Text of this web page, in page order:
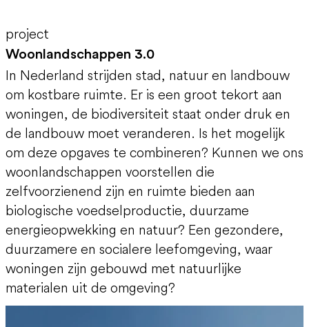
project
Woonlandschappen 3.0
In Nederland strijden stad, natuur en landbouw
om kostbare ruimte. Er is een groot tekort aan
woningen, de biodiversiteit staat onder druk en
de landbouw moet veranderen. Is het mogelijk
om deze opgaves te combineren? Kunnen we ons
woonlandschappen voorstellen die
zelfvoorzienend zijn en ruimte bieden aan
biologische voedselproductie, duurzame
energieopwekking en natuur? Een gezondere,
duurzamere en socialere leefomgeving, waar
woningen zijn gebouwd met natuurlijke
materialen uit de omgeving?